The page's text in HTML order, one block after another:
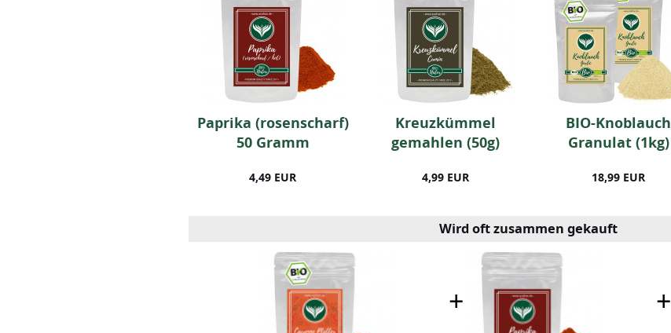
Paprika (rosenscharf)
50 Gramm
4,49 EUR
Kreuzkümmel
gemahlen (50g)
4,99 EUR
BIO-Knoblauch
Granulat (1kg)
18,99 EUR
Wird oft zusammen gekauft
+ +